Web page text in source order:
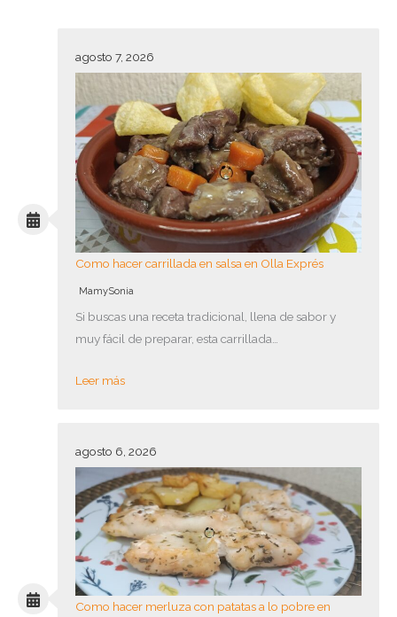
agosto 7, 2026
Como hacer carrillada en salsa en Olla Exprés
MamySonia
Si buscas una receta tradicional, llena de sabor y
muy fácil de preparar, esta carrillada…
Leer más
agosto 6, 2026
Como hacer merluza con patatas a lo pobre en